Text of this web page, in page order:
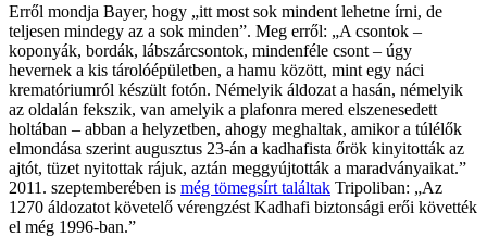
Erről mondja Bayer, hogy „itt most sok mindent lehetne írni, de
teljesen mindegy az a sok minden”. Meg erről: „A csontok –
koponyák, bordák, lábszárcsontok, mindenféle csont – úgy
hevernek a kis tárolóépületben, a hamu között, mint egy náci
krematóriumról készült fotón. Némelyik áldozat a hasán, némelyik
az oldalán fekszik, van amelyik a plafonra mered elszenesedett
holtában – abban a helyzetben, ahogy meghaltak, amikor a túlélők
elmondása szerint augusztus 23-án a kadhafista őrök kinyitották az
ajtót, tüzet nyitottak rájuk, aztán meggyújtották a maradványaikat.”
2011. szeptemberében is még tömegsírt találtak Tripoliban: „Az
1270 áldozatot követelő vérengzést Kadhafi biztonsági erői követték
el még 1996-ban.”